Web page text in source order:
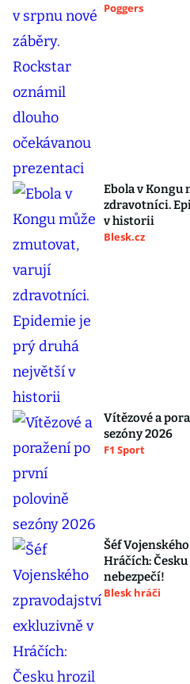
Poggers
Ebola v Kongu
zdravotníci.
v historii
Blesk.cz
Vítězové a
sezóny 2026
F1 Sport
Šéf
Hráčích:
nebezpečí!
Blesk hráči